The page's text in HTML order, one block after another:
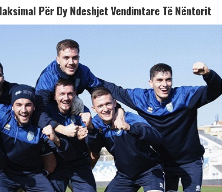
Për Dy Ndeshjet Vendimtare Të Nëntorit